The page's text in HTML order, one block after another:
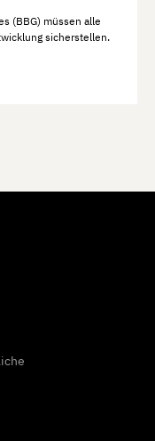
(BBG) müssen alle
sicherstellen.